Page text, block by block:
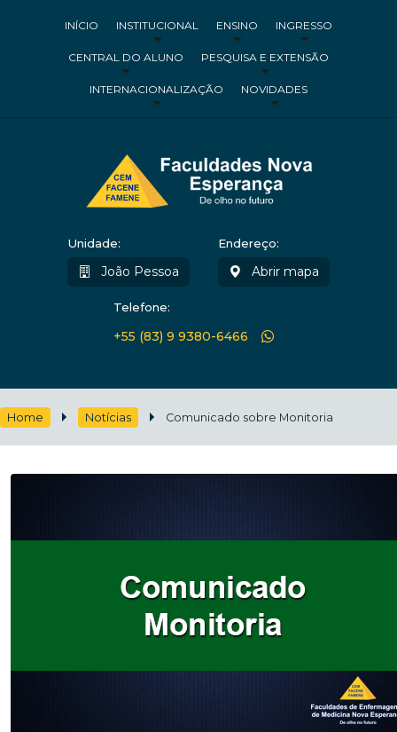
INÍCIO INSTITUCIONAL ENSINO INGRESSO
CENTRAL DO ALUNO PESQUISA E EXTENSÃO
INTERNACIONALIZAÇÃO NOVIDADES
Unidade:
João Pessoa
Endereço:
Abrir mapa
Telefone:
+55 (83) 9 9380-6466
Home Notícias Comunicado sobre Monitoria